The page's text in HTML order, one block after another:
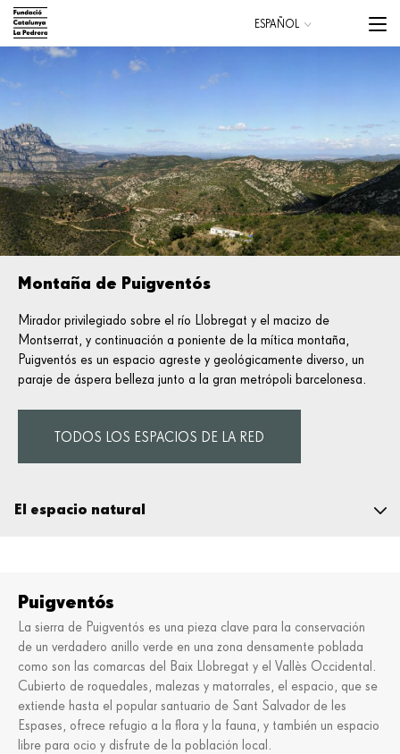
Pasar
contenido
Main
navigation
Menu
CATALÀ
ESPAÑOL
Montaña de Puigventós
Mirador privilegiado sobre el río Llobregat y el macizo de
Montserrat, y continuación a poniente de la mítica montaña,
Puigventós es un espacio agreste y geológicamente diverso, un
paraje de áspera belleza junto a la gran metrópoli barcelonesa.
TODOS LOS ESPACIOS DE LA RED
El espacio natural
Descubre el espacio
Fauna y flora
Geología
Alimentación y territorio
La labor de la Fundación
Puigventós
La sierra de Puigventós es una pieza clave para la conservación
de un verdadero anillo verde en una zona densamente poblada
como son las comarcas del Baix Llobregat y el Vallès Occidental.
Cubierto de roquedales, malezas y matorrales, el espacio, que se
extiende hasta el popular santuario de Sant Salvador de les
Espases, ofrece refugio a la flora y la fauna, y también un espacio
libre para ocio y disfrute de la población local.